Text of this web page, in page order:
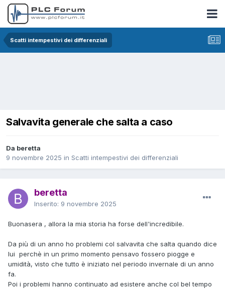
Scatti intempestivi dei differenziali
Salvavita generale che salta a caso
Da beretta
9 novembre 2025 in Scatti intempestivi dei differenziali
beretta
Inserito: 9 novembre 2025
Buonasera , allora la mia storia ha forse dell'incredibile.
Da più di un anno ho problemi col salvavita che salta quando dice
lui perchè in un primo momento pensavo fossero piogge e
umidità, visto che tutto è iniziato nel periodo invernale di un anno
fa.
Poi i problemi hanno continuato ad esistere anche col bel tempo